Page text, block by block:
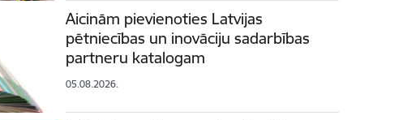
Aicinām pievienoties Latvijas
pētniecības un inovāciju sadarbības
partneru katalogam
05.08.2026.